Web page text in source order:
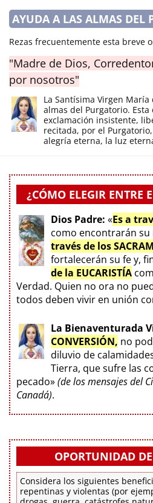
AYUDA A LAS ALMAS DEL
Rezas frecuentemente esta breve
"Madre de Dios,
por nosotros"
La Santísima Virgen
almas del Purgatorio.
exclamación insistente,
recitada, por el
alegría eterna, la luz
¿CÓMO ELEGIR ENTRE
Dios Padre: «Es a
como encontrarán su
través de los
fortalecerán su fe y,
de la EUCARISTÍA
Verdad. Quien no ora no
todos deben vivir en unión
La Bienaventurada
CONVERSIÓN, no
diluvio de
Tierra, que sufre las
pecado»(de los mensajes del
Canadá).
OPORTUNIDAD
Considera los siguientes
repentinas y violentas (por